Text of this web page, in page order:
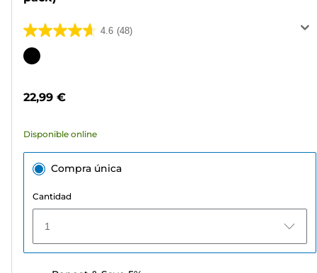
4.6 (48)
4.6
de
48
Cartucho
22,99 €
Disponible online
Compra única
Cantidad
1